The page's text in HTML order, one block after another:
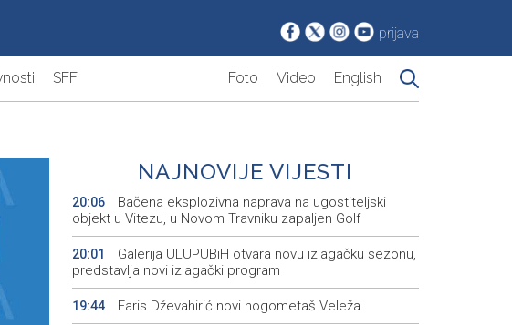
prijava
SFF Foto Video English
NAJNOVIJE VIJESTI
20:06
Bačena eksplozivna naprava na ugostiteljski
objekt u Vitezu, u Novom Travniku zapaljen Golf
20:01
Galerija ULUPUBiH otvara novu izlagačku sezonu,
predstavlja novi izlagački program
19:44 Faris Dževahirić novi nogometaš Veleža